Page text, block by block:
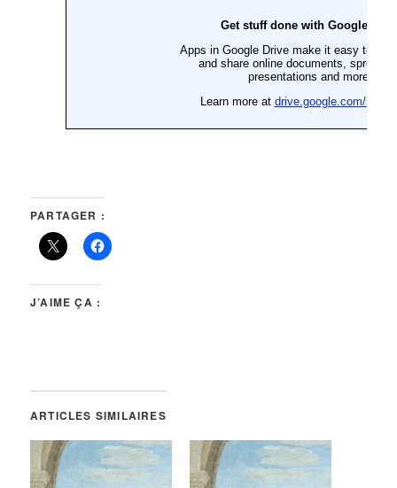
PARTAGER :
J’AIME ÇA :
ARTICLES SIMILAIRES